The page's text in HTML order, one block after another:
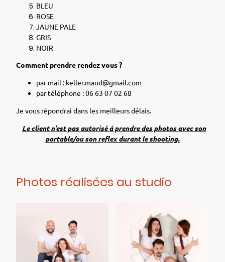
BLEU
ROSE
JAUNE PALE
GRIS
NOIR
Comment prendre rendez vous ?
par mail : keller.maud@gmail.com
par téléphone : 06 63 07 02 68
Je vous répondrai dans les meilleurs délais.
Le client n’est pas autorisé à prendre des photos avec son
portable/ou son reflex durant le shooting.
Photos réalisées au studio